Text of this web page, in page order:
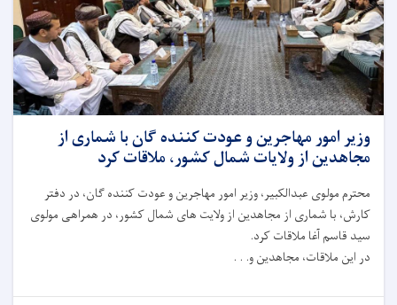
وزیر امور مهاجرین و عودت کننده گان با شماری از
مجاهدین از ولایات شمال کشور، ملاقات کرد
محترم مولوی عبدالکبیر، وزیر امور مهاجرین و عودت کننده گان، در دفتر
کارش، با شماری از مجاهدین از ولایت ‌های شمال کشور، در همراهی مولوی
سید قاسم آغا ملاقات کرد.
در این ملاقات، مجاهدین و. . .